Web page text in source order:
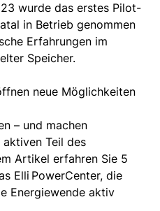
wurde das erstes Pilot-
in Betrieb genommen
Erfahrungen im
Speicher.
neue Möglichkeiten
– und machen
Teil des
Artikel erfahren Sie 5
Elli PowerCenter, die
Energiewende aktiv